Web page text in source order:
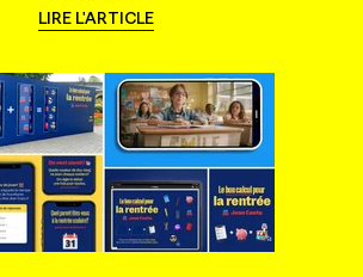
LIRE L'ARTICLE